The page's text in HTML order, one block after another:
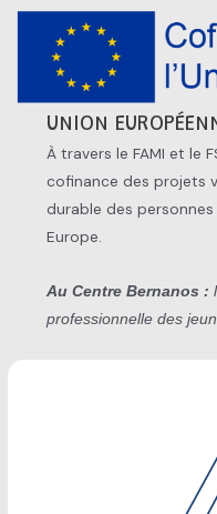
UNION
À travers le FAMI et le
cofinance des projets
durable des
Europe.
Au Centre Bernanos :
professionnelle des